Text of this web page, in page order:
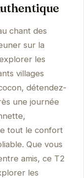
chant des
sur la
les
villages
détendez-
une journée
tout le confort
Que vous
amis, ce T2
les